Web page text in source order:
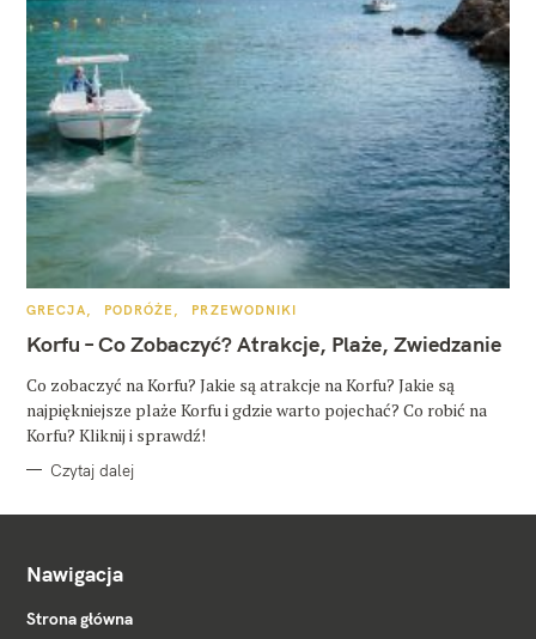
K
T
E
O
R
I
GRECJA PODRÓŻE PRZEWODNIKI
Korfu – Co Zobaczyć? Atrakcje, Plaże, Zwiedzanie
Co zobaczyć na Korfu? Jakie są atrakcje na Korfu? Jakie są
najpiękniejsze plaże Korfu i gdzie warto pojechać? Co robić na
Korfu? Kliknij i sprawdź!
Czytaj dalej
Nawigacja
Strona główna